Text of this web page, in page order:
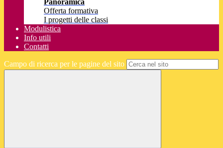
Panoramica
Offerta formativa
I progetti delle classi
Modulistica
Info utili
Contatti
Campo di ricerca per le pagine del sito